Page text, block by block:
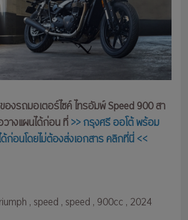
องรถมอเตอร์ไซค์ ไทรอัมพ์ Speed 900 สา
วางแผนได้ก่อน ที่>> กรุงศรี ออโต้ พร้อม
ด้ก่อนโดยไม่ต้องส่งเอกสาร คลิกที่นี่ <<
, speed , speed , 900cc , 2024